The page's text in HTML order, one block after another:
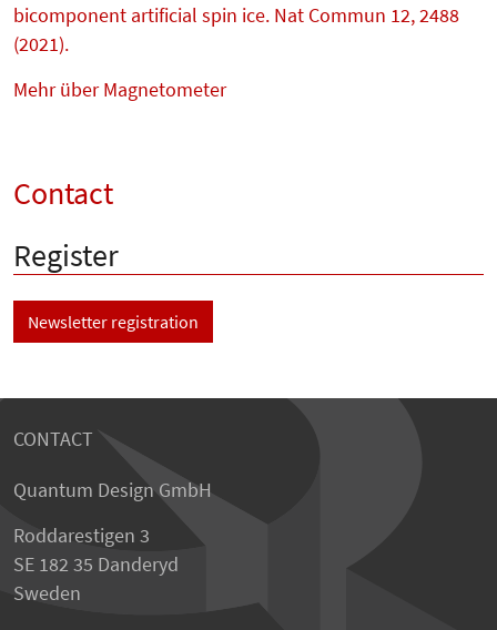
bicomponent artificial spin ice. Nat Commun 12, 2488
(2021).
Mehr über Magnetometer
Contact
Register
Newsletter registration
CONTACT
Quantum Design GmbH
Roddarestigen 3
SE 182 35 Danderyd
Sweden